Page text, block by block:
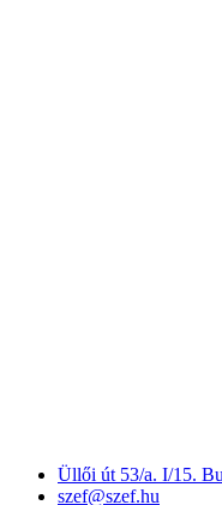
Üllői út 53/a. I/15.
szef@szef.hu